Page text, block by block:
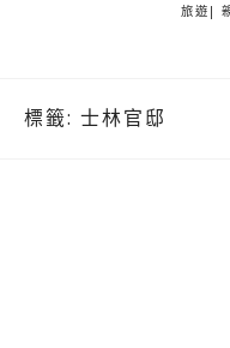
旅遊|
標籤: 士林官邸